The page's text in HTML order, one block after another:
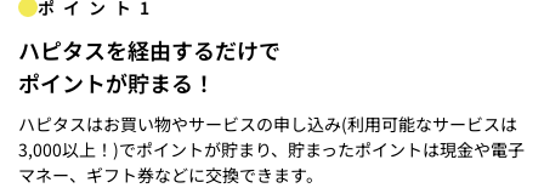
ポイント1
ハピタスを経由するだけで
ポイントが貯まる！
ハピタスはお買い物やサービスの申し込み(利用可能なサービスは
3,000以上！)でポイントが貯まり、貯まったポイントは現金や電子
マネー、ギフト券などに交換できます。